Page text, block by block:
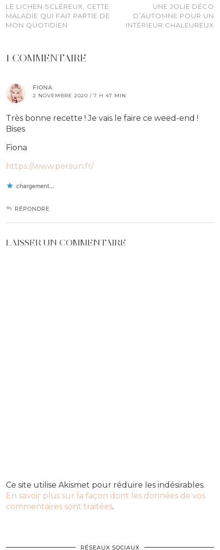
LE LICHEN SCLÉREUX, CETTE
MALADIE QUI FAIT PARTIE DE
MON QUOTIDIEN
UNE JOLIE DÉCO
D’AUTOMNE POUR UN
INTÉRIEUR CHALEUREUX
1 COMMENTAIRE
FIONA
2 NOVEMBRE 2020 / 7 H 47 MIN
Très bonne recette ! Je vais le faire ce weed-end !
Bises
Fiona
https://www.persun.fr/
chargement…
RÉPONDRE
LAISSER UN COMMENTAIRE
Ce site utilise Akismet pour réduire les indésirables.
En savoir plus sur la façon dont les données de vos
commentaires sont traitées.
RÉSEAUX SOCIAUX